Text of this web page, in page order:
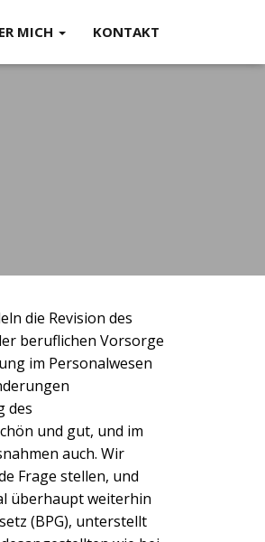
MICH KONTAKT
die Revision des
beruflichen Vorsorge
im Personalwesen
des
und gut, und im
auch. Wir
Frage stellen, und
überhaupt weiterhin
(BPG), unterstellt